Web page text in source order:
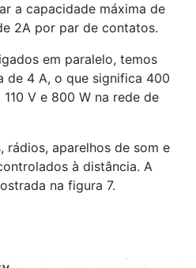
a capacidade máxima de
2A por par de contatos.
em paralelo, temos
de 4 A, o que significa 400
V e 800 W na rede de
rádios, aparelhos de som e
à distância. A
na figura 7.